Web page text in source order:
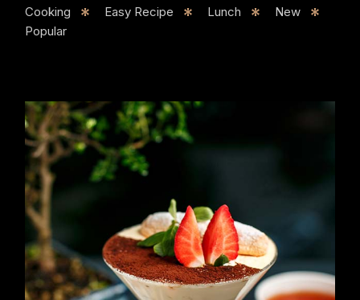
Cooking Easy Recipe Lunch
New
Popular